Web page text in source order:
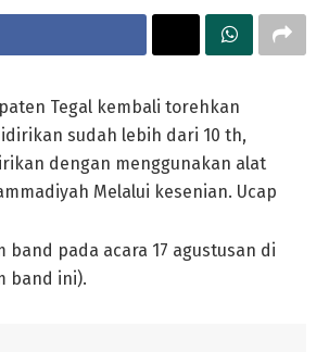
Tegal kembali torehkan
sudah lebih dari 10 th,
dengan menggunakan alat
Melalui kesenian. Ucap
pada acara 17 agustusan di
band ini).